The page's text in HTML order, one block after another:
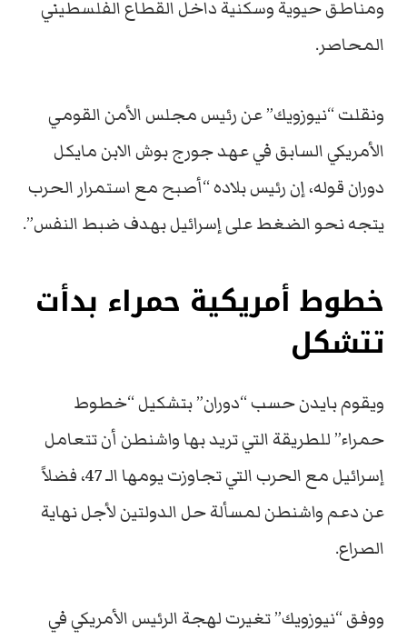
ومناطق حيوية وسكنية داخل القطاع الفلسطيني
المحاصر.
ونقلت “نيوزويك” عن رئيس مجلس الأمن القومي
الأمريكي السابق في عهد جورج بوش الابن مايكل
دوران قوله، إن رئيس بلاده “أصبح مع استمرار الحرب
يتجه نحو الضغط على إسرائيل بهدف ضبط النفس”.
خطوط أمريكية حمراء بدأت
تتشكل
ويقوم بايدن حسب “دوران” بتشكيل “خطوط
حمراء” للطريقة التي تريد بها واشنطن أن تتعامل
إسرائيل مع الحرب التي تجاوزت يومها الـ 47، فضلاً
عن دعم واشنطن لمسألة حل الدولتين لأجل نهاية
الصراع.
ووفق “نيوزويك” تغيرت لهجة الرئيس الأمريكي في